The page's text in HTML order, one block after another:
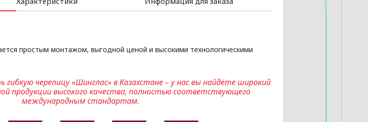
простым монтажом, выгодной ценой и высокими технологическими
черепицу «Шинглас» в Казахстане – у нас вы найдёте широкий
продукции высокого качества, полностью соответствующего
международным стандартам.